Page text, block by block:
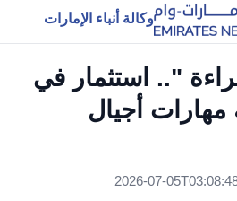
وكالة أنباء الإمارات
".. استثمار في
مهارات أجيال
2026-07-